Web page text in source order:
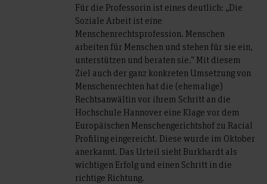
Für die Professorin ist eines deutlich: „Die
Soziale Arbeit ist eine
Menschenrechtsprofession. Menschen
arbeiten für Menschen und stehen für sie ein,
unterstützen und beraten sie.“ Mit diesem
Ziel auch der ganz konkreten Umsetzung von
Menschenrechten hat die (ehemalige)
Rechtsanwältin vor ihrem Schritt an die
Hochschule Hannover eine Klage vor dem
Europäischen Menschengerichtshof zu Racial
Profiling eingereicht. Diese wurde im Oktober
anerkannt. Das Urteil sieht Burkhardt als
wichtigen Erfolg und einen Schritt in die
richtige Richtung.